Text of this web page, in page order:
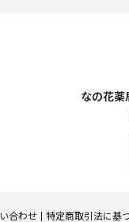
なの花薬
合わせ 特定商取引法に基